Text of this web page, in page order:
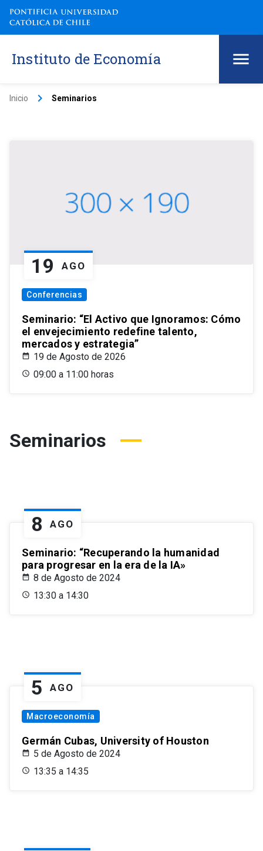
Instituto de Economía
Inicio keyboard_arrow_right Seminarios
19 AGO
Conferencias
Seminario: “El Activo que Ignoramos: Cómo
el envejecimiento redefine talento,
mercados y estrategia”
19 de Agosto de 2026
09:00 a 11:00 horas
Seminarios
8 AGO
Seminario: “Recuperando la humanidad
para progresar en la era de la IA»
8 de Agosto de 2024
13:30 a 14:30
5 AGO
Macroeconomía
Germán Cubas, University of Houston
5 de Agosto de 2024
13:35 a 14:35